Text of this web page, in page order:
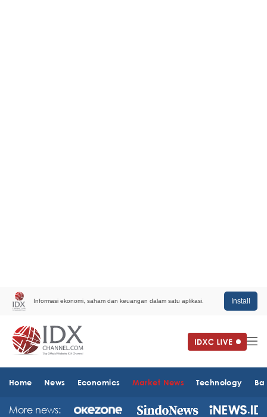
Informasi ekonomi, saham dan keuangan dalam satu aplikasi. Install
Home News Economics Market News Technology
More news: